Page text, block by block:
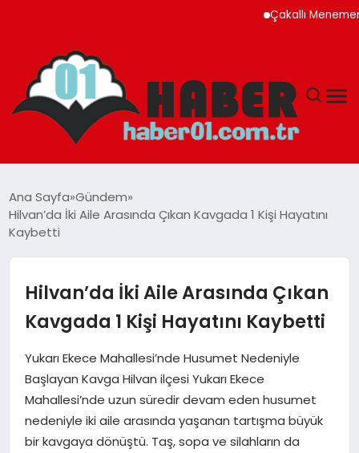
Çakallı Menemeni
ADANA
MAGAZIN
EĞITIM
TEKNOLOJI
Ana Sayfa Gündem
Hilvan’da İki Aile Arasında Çıkan Kavgada 1 Kişi Hayatını
Kaybetti
Hilvan’da İki Aile Arasında Çıkan
Kavgada 1 Kişi Hayatını Kaybetti
Yukarı Ekece Mahallesi’nde Husumet Nedeniyle
Başlayan Kavga Hilvan ilçesi Yukarı Ekece
Mahallesi’nde uzun süredir devam eden husumet
nedeniyle iki aile arasında yaşanan tartışma büyük
bir kavgaya dönüştü. Taş, sopa ve silahların da